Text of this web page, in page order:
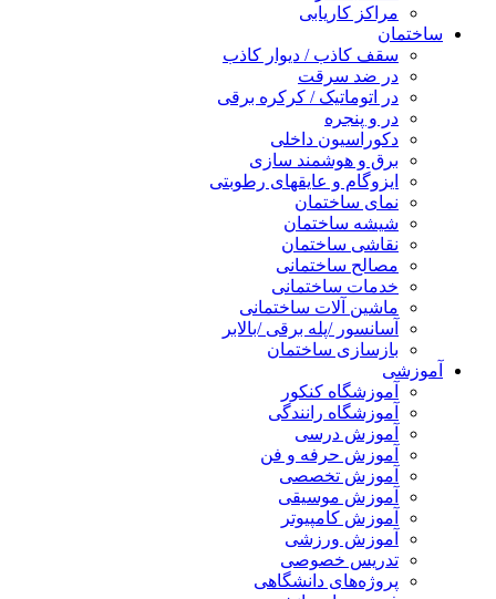
مراکز کاریابی
ساختمان
سقف کاذب / دیوار کاذب
در ضد سرقت
در اتوماتیک / کرکره برقی
در و پنجره
دکوراسیون داخلی
برق و هوشمند سازی
ایزوگام و عایقهای رطوبتی
نمای ساختمان
شیشه ساختمان
نقاشی ساختمان
مصالح ساختمانی
خدمات ساختمانی
ماشین آلات ساختمانی
آسانسور /پله برقی /بالابر
بازسازی ساختمان
آموزشی
آموزشگاه کنکور
آموزشگاه رانندگی
آموزش درسی
آموزش حرفه و فن
آموزش تخصصی
آموزش موسیقی
آموزش کامپیوتر
آموزش ورزشی
تدریس خصوصی
پروژه‌های دانشگاهی